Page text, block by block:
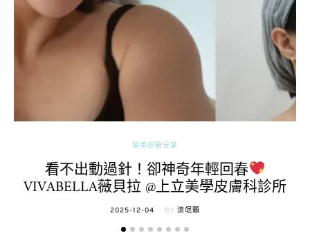
醫美經驗分享
看不出動過針！卻神奇年輕回春
VIVABELLA薇貝拉 @上立美學皮膚科診所
POSTED
2025-12-04 BY 流氓顆